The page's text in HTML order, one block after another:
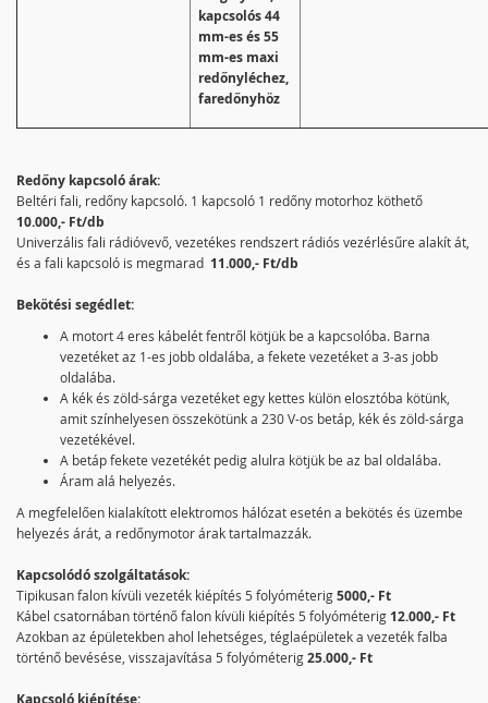
kapcsolós 44
mm-es és 55
mm-es maxi
redőnyléchez,
faredőnyhöz
Redőny kapcsoló árak:
Beltéri fali, redőny kapcsoló. 1 kapcsoló 1 redőny motorhoz köthető
10.000,- Ft/db
Univerzális fali rádióvevő, vezetékes rendszert rádiós vezérlésűre alakít át,
és a fali kapcsoló is megmarad 11.000,- Ft/db
Bekötési segédlet:
A motort 4 eres kábelét fentről kötjük be a kapcsolóba. Barna
vezetéket az 1-es jobb oldalába, a fekete vezetéket a 3-as jobb
oldalába.
A kék és zöld-sárga vezetéket egy kettes külön elosztóba kötünk,
amit színhelyesen összekötünk a 230 V-os betáp, kék és zöld-sárga
vezetékével.
A betáp fekete vezetékét pedig alulra kötjük be az bal oldalába.
Áram alá helyezés.
A megfelelően kialakított elektromos hálózat esetén a bekötés és üzembe
helyezés árát, a redőnymotor árak tartalmazzák.
Kapcsolódó szolgáltatások:
Tipikusan falon kívüli vezeték kiépítés 5 folyóméterig5000,- Ft
Kábel csatornában történő falon kívüli kiépítés 5 folyóméterig 12.000,- Ft
Azokban az épületekben ahol lehetséges, téglaépületek a vezeték falba
történő bevésése, visszajavítása 5 folyóméterig25.000,- Ft